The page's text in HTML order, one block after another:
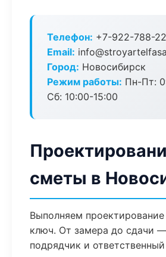
Телефон: +7-922-788-
Email:
Город: Новосибирск
Режим работы: Пн-Пт:
Сб: 10:00-15:00
сметы в
Выполняем
ключ. От замера до сдачи
подрядчик и